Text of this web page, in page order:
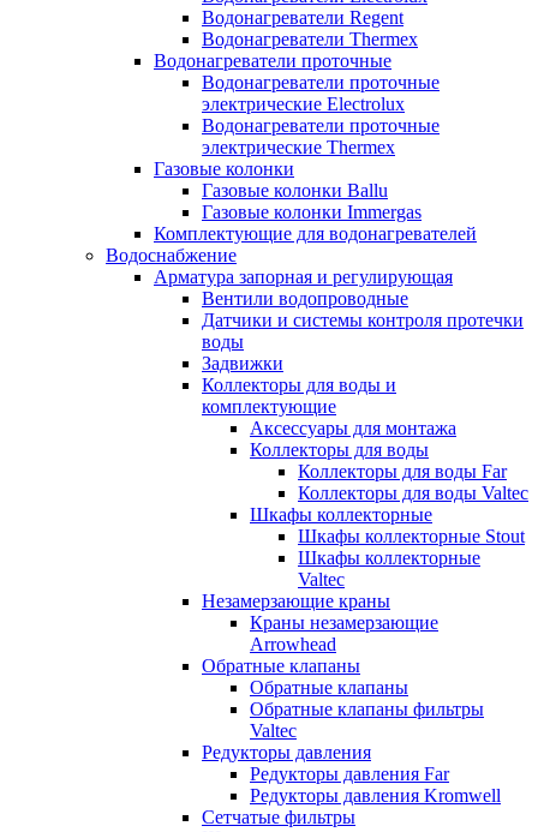
Водонагреватели Regent
Водонагреватели Thermex
Водонагреватели проточные
Водонагреватели проточные
электрические Electrolux
Водонагреватели проточные
электрические Thermex
Газовые колонки
Газовые колонки Ballu
Газовые колонки Immergas
Комплектующие для водонагревателей
Водоснабжение
Арматура запорная и регулирующая
Вентили водопроводные
Датчики и системы контроля протечки
воды
Задвижки
Коллекторы для воды и
комплектующие
Аксессуары для монтажа
Коллекторы для воды
Коллекторы для воды Far
Коллекторы для воды Valtec
Шкафы коллекторные
Шкафы коллекторные Stout
Шкафы коллекторные
Valtec
Незамерзающие краны
Краны незамерзающие
Arrowhead
Обратные клапаны
Обратные клапаны
Обратные клапаны фильтры
Valtec
Редукторы давления
Редукторы давления Far
Редукторы давления Kromwell
Сетчатые фильтры